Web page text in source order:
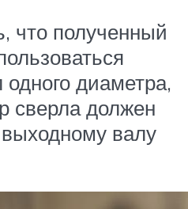
что полученный
диаметра,
сверла должен
выходному валу